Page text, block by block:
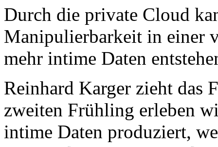
Durch die private Cloud
Manipulierbarkeit in einer
mehr intime Daten
Reinhard Karger zieht das
zweiten Frühling erleben
intime Daten produziert,